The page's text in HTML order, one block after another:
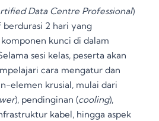
Data Centre Professional)
berdurasi 2 hari yang
kunci di dalam
sesi kelas, peserta akan
cara mengatur dan
elemen krusial, mulai dari
), pendinginan (cooling),
kabel, hingga aspek